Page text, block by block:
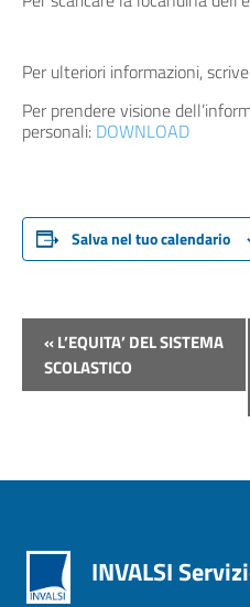
Per ulteriori informazioni,
Per prendere visione
personali: DOWNLOAD
Salva nel tuo calendario
Evento
Navigazione
«L’EQUITA’ DEL SISTEMA
SCOLASTICO
INVALSI